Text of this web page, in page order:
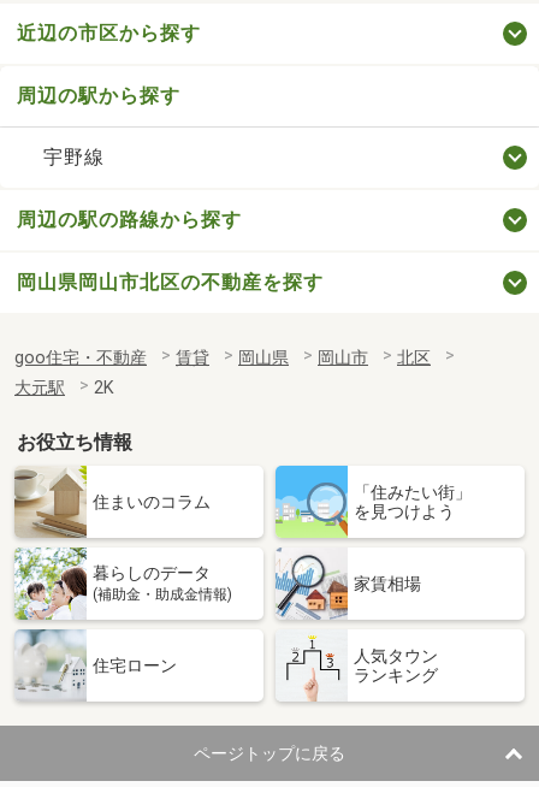
近辺の市区から探す
周辺の駅から探す
宇野線
周辺の駅の路線から探す
岡山県岡山市北区の不動産を探す
goo住宅・不動産 賃貸 岡山県 岡山市
北区
大元駅
2K
お役立ち情報
住まいのコラム
「住みたい街」
を見つけよう
暮らしのデータ
(補助金・助成金情報)
家賃相場
住宅ローン
人気タウン
ランキング
ページトップに戻る